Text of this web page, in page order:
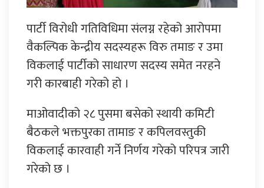
पार्टी विरोधी गतिविधिमा संलग्न रहेको आरोपमा
वैकल्पिक केन्द्रीय सदस्यहरू विरु तमाङ र उमा
विकलाई पार्टीको साधारण सदस्य समेत नरहने
गरी कारबाही गरेको हो ।
माओवादीको २८ पुसमा बसेको स्थायी कमिटी
बैठकले भक्तपुरका तामाङ र कपिलवस्तुकी
विकलाई कारवाही गर्ने निर्णय गरेको परिपत्र जारी
गरेको छ ।